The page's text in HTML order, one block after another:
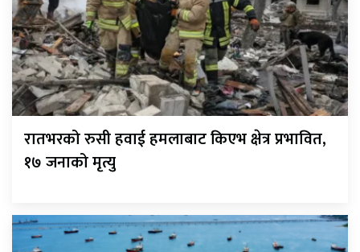
रातभरको रुसी हवाई हमलाबाट किएभ क्षेत्र प्रभावित,
१७ जनाको मृत्यु